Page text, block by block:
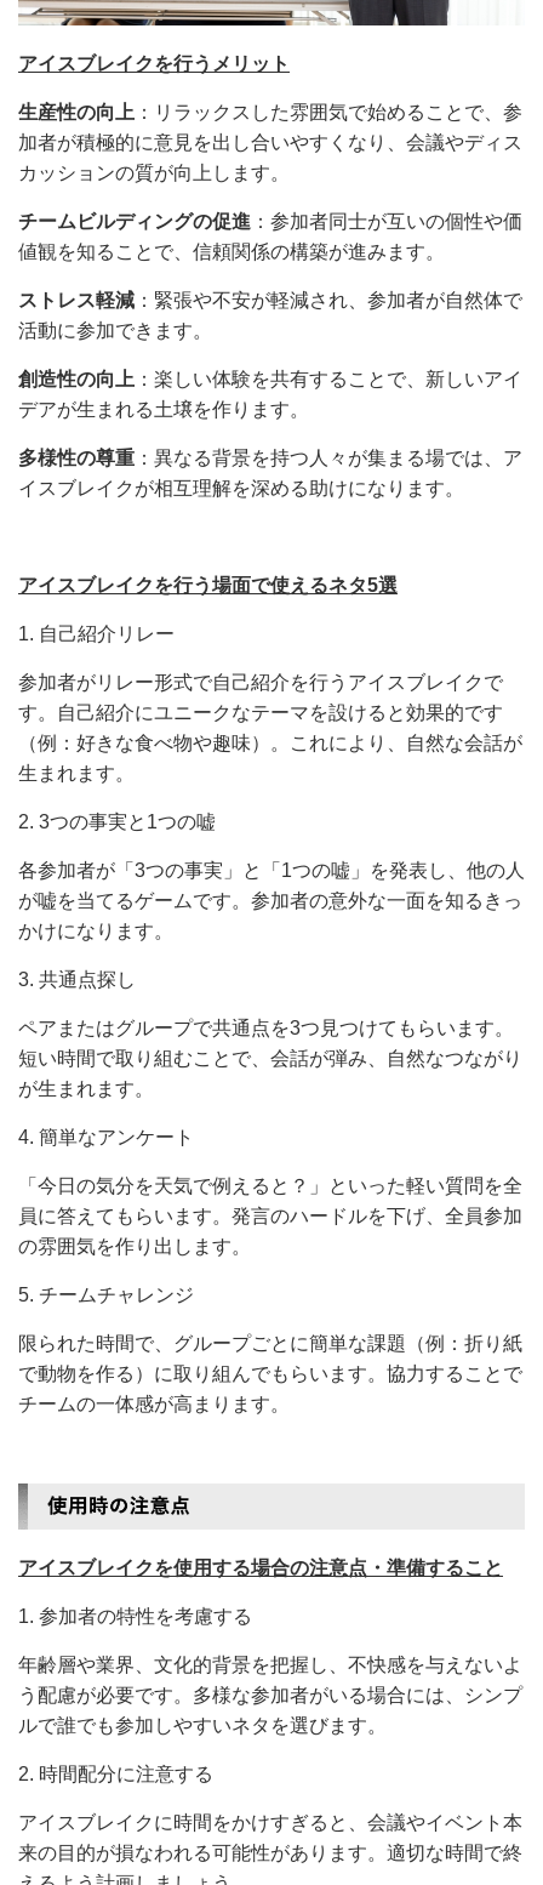
アイスブレイクを行うメリット
生産性の向上 ：リラックスした雰囲気で始めることで、参
加者が積極的に意見を出し合いやすくなり、会議やディス
カッションの質が向上します。
チームビルディングの促進 ：参加者同士が互いの個性や価
値観を知ることで、信頼関係の構築が進みます。
ストレス軽減 ：緊張や不安が軽減され、参加者が自然体で
活動に参加できます。
創造性の向上 ：楽しい体験を共有することで、新しいアイ
デアが生まれる土壌を作ります。
多様性の尊重 ：異なる背景を持つ人々が集まる場では、ア
イスブレイクが相互理解を深める助けになります。
アイスブレイクを行う場面で使えるネタ5選
1. 自己紹介リレー
参加者がリレー形式で自己紹介を行うアイスブレイクで
す。自己紹介にユニークなテーマを設けると効果的です
（例：好きな食べ物や趣味）。これにより、自然な会話が
生まれます。
2. 3つの事実と1つの嘘
各参加者が「3つの事実」と「1つの嘘」を発表し、他の人
が嘘を当てるゲームです。参加者の意外な一面を知るきっ
かけになります。
3. 共通点探し
ペアまたはグループで共通点を3つ見つけてもらいます。
短い時間で取り組むことで、会話が弾み、自然なつながり
が生まれます。
4. 簡単なアンケート
「今日の気分を天気で例えると？」といった軽い質問を全
員に答えてもらいます。発言のハードルを下げ、全員参加
の雰囲気を作り出します。
5. チームチャレンジ
限られた時間で、グループごとに簡単な課題（例：折り紙
で動物を作る）に取り組んでもらいます。協力することで
チームの一体感が高まります。
アイスブレイクを使用する場合の注意点・準備すること
1. 参加者の特性を考慮する
年齢層や業界、文化的背景を把握し、不快感を与えないよ
う配慮が必要です。多様な参加者がいる場合には、シンプ
ルで誰でも参加しやすいネタを選びます。
2. 時間配分に注意する
アイスブレイクに時間をかけすぎると、会議やイベント本
来の目的が損なわれる可能性があります。適切な時間で終